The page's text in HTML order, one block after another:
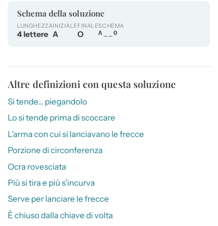
Schema della soluzione
LUNGHEZZA
4 lettere
INIZIALE
A
FINALE
O
SCHEMA
A__O
Altre definizioni con questa soluzione
Si tende… piegandolo
Lo si tende prima di scoccare
L’arma con cui si lanciavano le frecce
Porzione di circonferenza
Ocra rovesciata
Più si tira e più s’incurva
Serve per lanciare le frecce
È chiuso dalla chiave di volta